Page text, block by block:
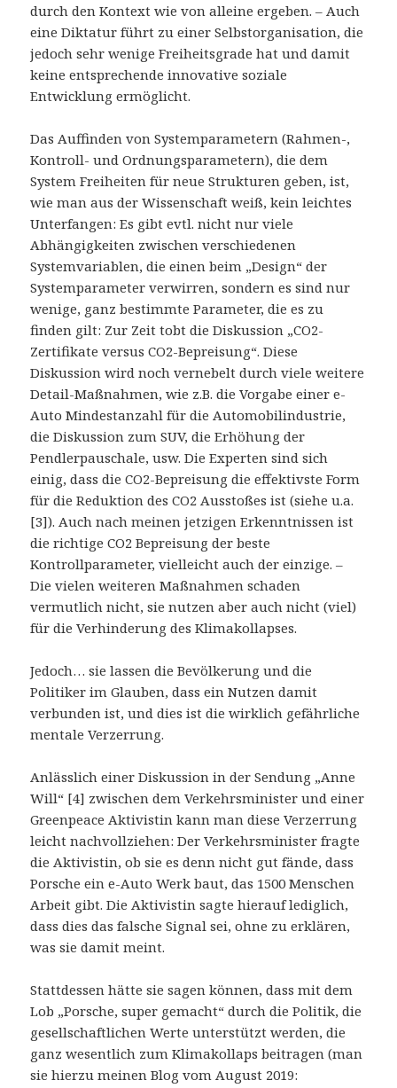
durch den Kontext wie von alleine ergeben. – Auch
eine Diktatur führt zu einer Selbstorganisation, die
jedoch sehr wenige Freiheitsgrade hat und damit
keine entsprechende innovative soziale
Entwicklung ermöglicht.
Das Auffinden von Systemparametern (Rahmen-,
Kontroll- und Ordnungsparametern), die dem
System Freiheiten für neue Strukturen geben, ist,
wie man aus der Wissenschaft weiß, kein leichtes
Unterfangen: Es gibt evtl. nicht nur viele
Abhängigkeiten zwischen verschiedenen
Systemvariablen, die einen beim „Design“ der
Systemparameter verwirren, sondern es sind nur
wenige, ganz bestimmte Parameter, die es zu
finden gilt: Zur Zeit tobt die Diskussion „CO2-
Zertifikate versus CO2-Bepreisung“. Diese
Diskussion wird noch vernebelt durch viele weitere
Detail-Maßnahmen, wie z.B. die Vorgabe einer e-
Auto Mindestanzahl für die Automobilindustrie,
die Diskussion zum SUV, die Erhöhung der
Pendlerpauschale, usw. Die Experten sind sich
einig, dass die CO2-Bepreisung die effektivste Form
für die Reduktion des CO2 Ausstoßes ist (siehe u.a.
[3]). Auch nach meinen jetzigen Erkenntnissen ist
die richtige CO2 Bepreisung der beste
Kontrollparameter, vielleicht auch der einzige. –
Die vielen weiteren Maßnahmen schaden
vermutlich nicht, sie nutzen aber auch nicht (viel)
für die Verhinderung des Klimakollapses.
Jedoch… sie lassen die Bevölkerung und die
Politiker im Glauben, dass ein Nutzen damit
verbunden ist, und dies ist die wirklich gefährliche
mentale Verzerrung.
Anlässlich einer Diskussion in der Sendung „Anne
Will“ [4] zwischen dem Verkehrsminister und einer
Greenpeace Aktivistin kann man diese Verzerrung
leicht nachvollziehen: Der Verkehrsminister fragte
die Aktivistin, ob sie es denn nicht gut fände, dass
Porsche ein e-Auto Werk baut, das 1500 Menschen
Arbeit gibt. Die Aktivistin sagte hierauf lediglich,
dass dies das falsche Signal sei, ohne zu erklären,
was sie damit meint.
Stattdessen hätte sie sagen können, dass mit dem
Lob „Porsche, super gemacht“ durch die Politik, die
gesellschaftlichen Werte unterstützt werden, die
ganz wesentlich zum Klimakollaps beitragen (man
sie hierzu meinen Blog vom August 2019: